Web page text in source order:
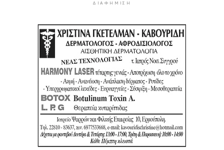
ΔΙΑΦΉΜΙΣΗ